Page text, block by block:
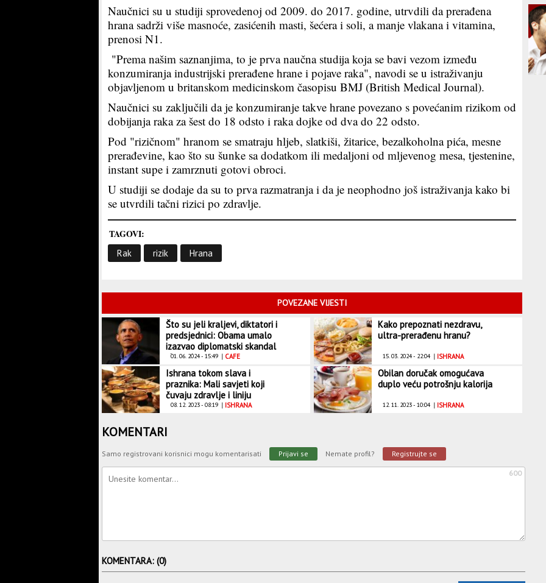
Naučnici su u studiji sprovedenoj od 2009. do 2017. godine, utrvdili da prerađena
hrana sadrži više masnoće, zasićenih masti, šećera i soli, a manje vlakana i vitamina,
prenosi N1.
"Prema našim saznanjima, to je prva naučna studija koja se bavi vezom između
konzumiranja industrijski prerađene hrane i pojave raka", navodi se u istraživanju
objavljenom u britanskom medicinskom časopisu BMJ (British Medical Journal).
Naučnici su zaključili da je konzumiranje takve hrane povezano s povećanim rizikom od
dobijanja raka za šest do 18 odsto i raka dojke od dva do 22 odsto.
Pod "rizičnom" hranom se smatraju hljeb, slatkiši, žitarice, bezalkoholna pića, mesne
prerađevine, kao što su šunke sa dodatkom ili medaljoni od mljevenog mesa, tjestenine,
instant supe i zamrznuti gotovi obroci.
U studiji se dodaje da su to prva razmatranja i da je neophodno još istraživanja kako bi
se utvrdili tačni rizici po zdravlje.
TAGOVI:
Rak rizik Hrana
POVEZANE VIJESTI
Što su jeli kraljevi, diktatori i
predsjednici: Obama umalo
izazvao diplomatski skandal
zbog sira
01. 06. 2024 - 15:49 | CAFE
Kako prepoznati nezdravu,
ultra-prerađenu hranu?
15. 03. 2024 - 22:04 | ISHRANA
Ishrana tokom slava i
praznika: Mali savjeti koji
čuvaju zdravlje i liniju
08. 12. 2023 - 08:19 | ISHRANA
Obilan doručak omogućava
duplo veću potrošnju kalorija
12. 11. 2023 - 10:04 | ISHRANA
KOMENTARI
Samo registrovani korisnici mogu komentarisati Prijavi se Nemate profil? Registrujte se
600
KOMENTARA: (0)